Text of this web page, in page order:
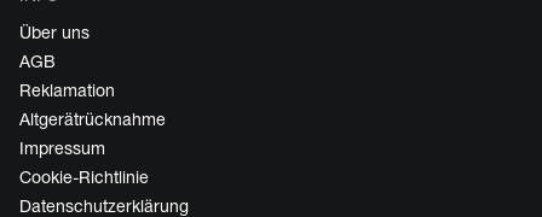
Über uns
AGB
Reklamation
Altgerätrücknahme
Impressum
Cookie-Richtlinie
Datenschutzerklärung